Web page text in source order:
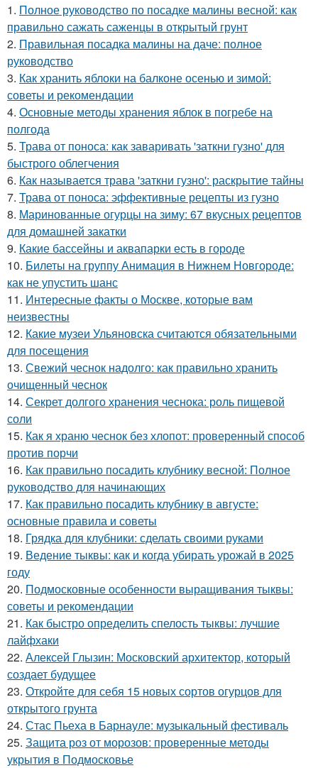
1. Полное руководство по посадке малины весной: как
правильно сажать саженцы в открытый грунт
2. Правильная посадка малины на даче: полное
руководство
3. Как хранить яблоки на балконе осенью и зимой:
советы и рекомендации
4. Основные методы хранения яблок в погребе на
полгода
5. Трава от поноса: как заваривать 'заткни гузно' для
быстрого облегчения
6. Как называется трава 'заткни гузно': раскрытие тайны
7. Трава от поноса: эффективные рецепты из гузно
8. Маринованные огурцы на зиму: 67 вкусных рецептов
для домашней закатки
9. Какие бассейны и аквапарки есть в городе
10. Билеты на группу Анимация в Нижнем Новгороде:
как не упустить шанс
11. Интересные факты о Москве, которые вам
неизвестны
12. Какие музеи Ульяновска считаются обязательными
для посещения
13. Свежий чеснок надолго: как правильно хранить
очищенный чеснок
14. Секрет долгого хранения чеснока: роль пищевой
соли
15. Как я храню чеснок без хлопот: проверенный способ
против порчи
16. Как правильно посадить клубнику весной: Полное
руководство для начинающих
17. Как правильно посадить клубнику в августе:
основные правила и советы
18. Грядка для клубники: сделать своими руками
19. Ведение тыквы: как и когда убирать урожай в 2025
году
20. Подмосковные особенности выращивания тыквы:
советы и рекомендации
21. Как быстро определить спелость тыквы: лучшие
лайфхаки
22. Алексей Глызин: Московский архитектор, который
создает будущее
23. Откройте для себя 15 новых сортов огурцов для
открытого грунта
24. Стас Пьеха в Барнауле: музыкальный фестиваль
25. Защита роз от морозов: проверенные методы
укрытия в Подмосковье